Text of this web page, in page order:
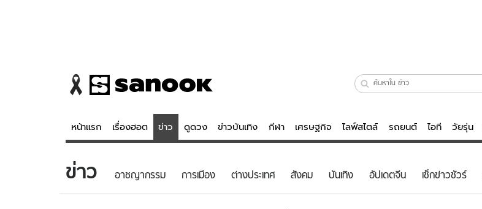
หน้าแรก เรื่องฮอต ข่าว ดูดวง ข่าวบันเทิง กีฬา เศรษฐกิจ ไลฟ์สไตล์ รถยนต์ ไอที วัยรุ่น
ข่าว ดูดวง - ตรวจหวย ไลฟ์สไตล์
ข่าว อาชญากรรม การเมือง ต่างประเทศ สังคม บันเทิง อัปเดตจีน เช็กข่าวชัวร์